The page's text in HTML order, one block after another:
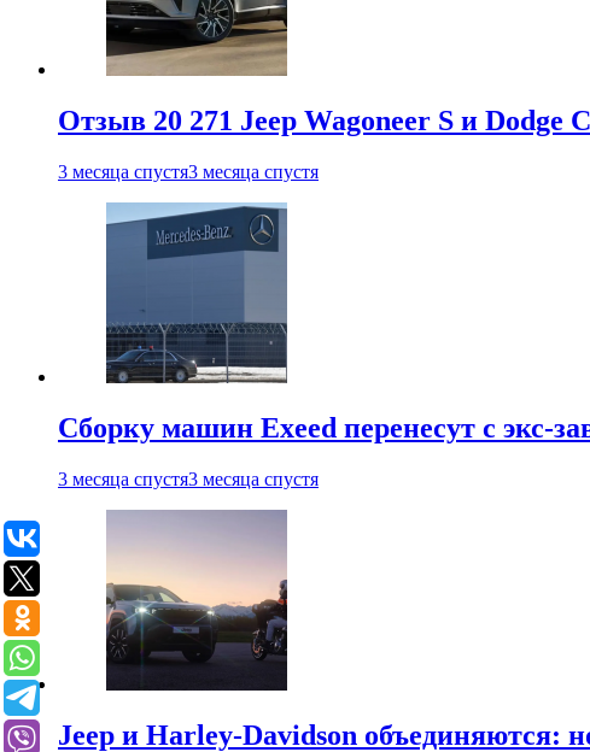
Отзыв 20 271 Jeep Wagoneer S и
3 месяца спустя3 месяца спустя
Сборку машин Exeed перенесут с экс-
3 месяца спустя3 месяца спустя
Jeep и Harley-Davidson объединяются: